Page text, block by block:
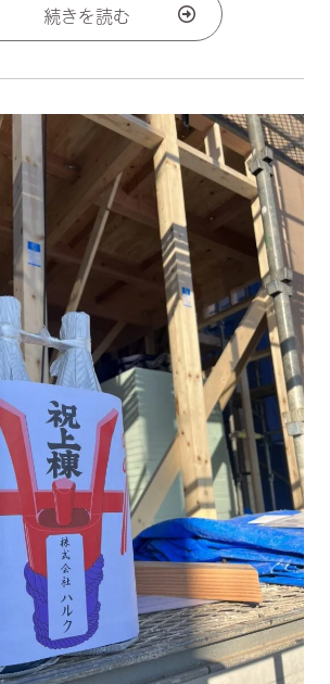
続きを読む